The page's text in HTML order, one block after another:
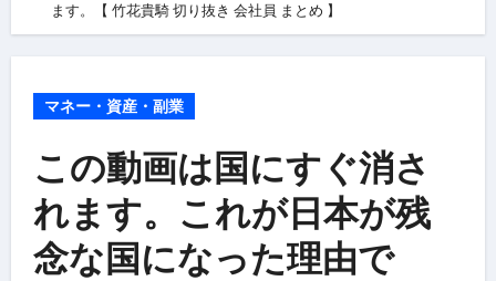
ます。【 竹花貴騎 切り抜き 会社員 まとめ 】
マネー・資産・副業
この動画は国にすぐ消さ
れます。これが日本が残
念な国になった理由で